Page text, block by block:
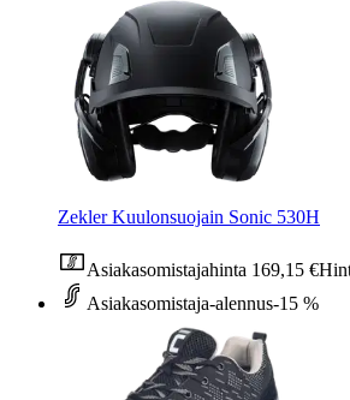
Zekler Kuulonsuojain Sonic 530H
Asiakasomistajahinta 169,15 €
Asiakasomistaja-alennus-15 %